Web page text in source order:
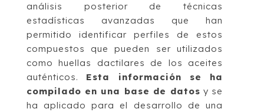
análisis posterior de técnicas
estadísticas avanzadas que han
permitido identificar perfiles de estos
compuestos que pueden ser utilizados
como huellas dactilares de los aceites
auténticos. Esta información se ha
compilado en una base de datos y se
ha aplicado para el desarrollo de una